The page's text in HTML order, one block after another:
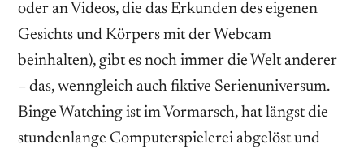
oder an Videos, die das Erkunden des eigenen
Gesichts und Körpers mit der Webcam
beinhalten), gibt es noch immer die Welt anderer
– das, wenngleich auch fiktive Serienuniversum.
Binge Watching ist im Vormarsch, hat längst die
stundenlange Computerspielerei abgelöst und